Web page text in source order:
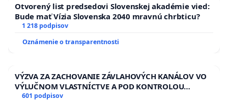
Otvorený list predsedovi Slovenskej akadémie vied:
Bude mať Vízia Slovenska 2040 mravnú chrbticu?
1 218 podpisov
Oznámenie o transparentnosti
VÝZVA ZA ZACHOVANIE ZÁVLAHOVÝCH KANÁLOV VO
VÝLUČNOM VLASTNÍCTVE A POD KONTROLOU
SLOVENSKEJ REPUBLIKY & žiadosť na riešenie
601 podpisov